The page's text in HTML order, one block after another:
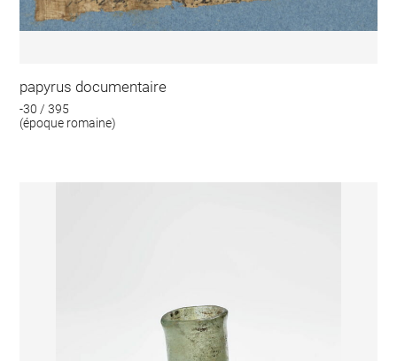
papyrus documentaire
-30 / 395
(époque romaine)